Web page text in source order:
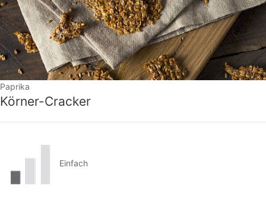
Paprika
Körner-Cracker
Einfach